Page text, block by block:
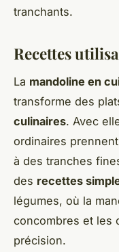
tranchants.
Recettes
La mandoline en
transforme des
culinaires. Avec
ordinaires
à des tranches
des recettes
légumes, où la
concombres et les
précision.